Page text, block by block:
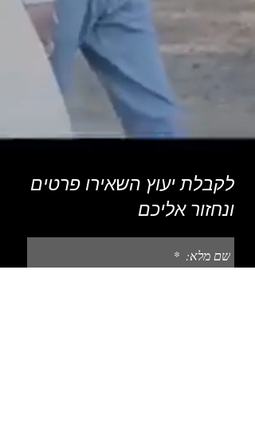
לקבלת יעוץ השאירו פרטים
ונחזור אליכם